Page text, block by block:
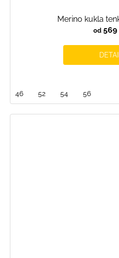
Merino kukla
od569
DETAIL
46 52 54 56